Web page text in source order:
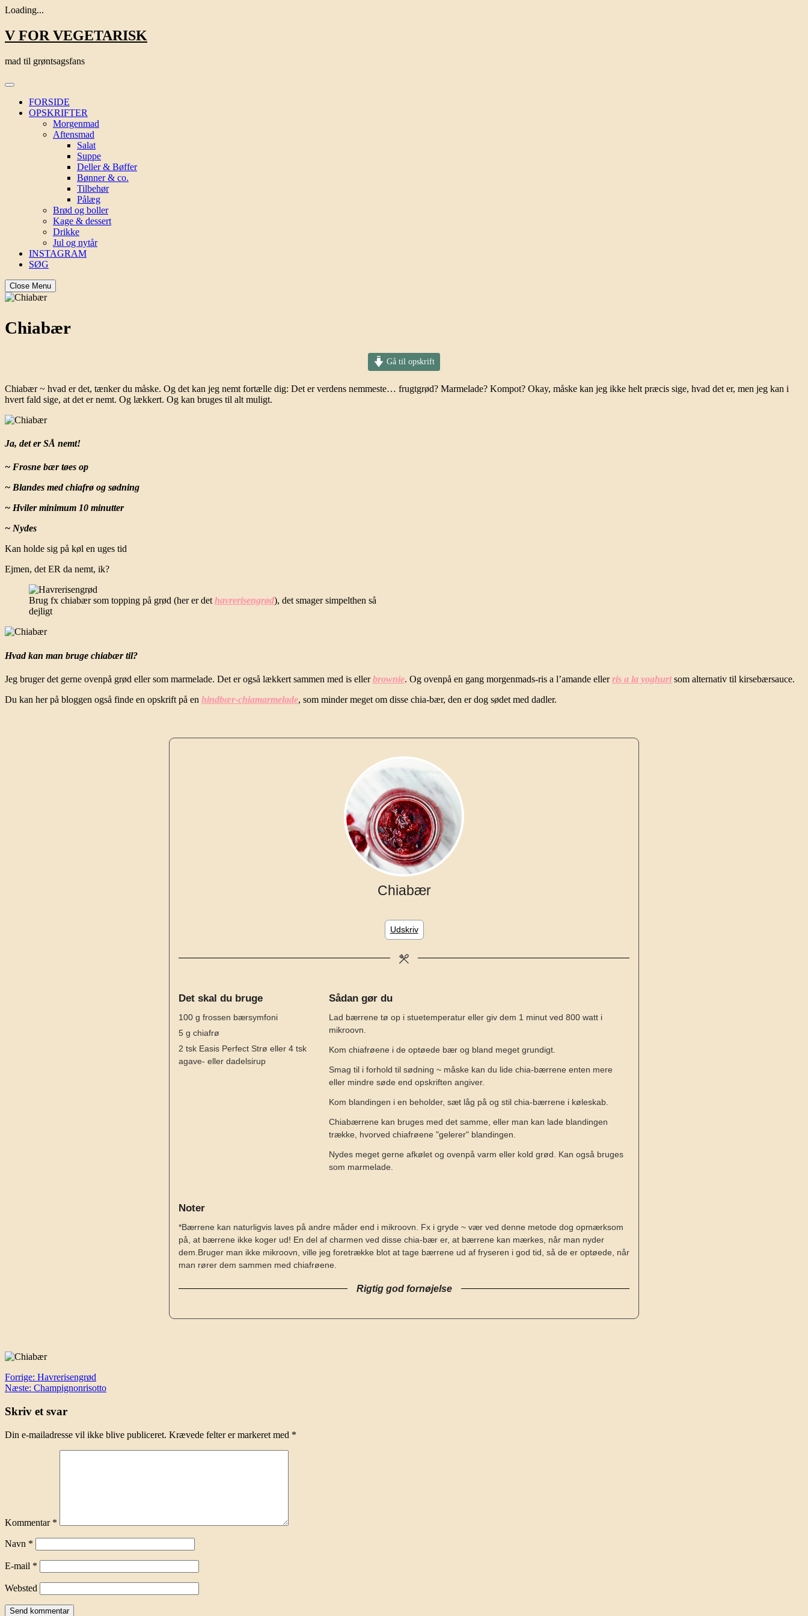
Loading...
Skip
to
V FOR VEGETARISK
mad til grøntsagsfans
FORSIDE
OPSKRIFTER
Morgenmad
Aftensmad
Salat
Suppe
Deller & Bøffer
Bønner & co.
Tilbehør
Pålæg
Brød og boller
Kage & dessert
Drikke
Jul og nytår
INSTAGRAM
SØG
Close Menu
Chiabær
Gå til opskrift
Chiabær ~ hvad er det, tænker du måske. Og det kan jeg nemt fortælle dig: Det er verdens nemmeste… frugtgrød? Marmelade? Kompot? Okay, måske kan jeg ikke helt præcis sige, hvad det er, men jeg kan i
hvert fald sige, at det er nemt. Og lækkert. Og kan bruges til alt muligt.
Ja, det er SÅ nemt!
~ Frosne bær tøes op
~ Blandes med chiafrø og sødning
~ Hviler minimum 10 minutter
~ Nydes
Kan holde sig på køl en uges tid
Ejmen, det ER da nemt, ik?
Brug fx chiabær som topping på grød (her er dethavrerisengrød), det smager simpelthen så
dejligt
Hvad kan man bruge chiabær til?
Jeg bruger det gerne ovenpå grød eller som marmelade. Det er også lækkert sammen med is ellerbrownie. Og ovenpå en gang morgenmads-ris a l’amande ellerris a la yoghurtsom alternativ til kirsebærsauce.
Du kan her på bloggen også finde en opskrift på en hindbær-chiamarmelade, som minder meget om disse chia-bær, den er dog sødet med dadler.
Chiabær
Udskriv
Det skal du bruge
100 g frossen bærsymfoni
5 g chiafrø
2 tsk Easis Perfect Strø eller 4 tsk
agave- eller dadelsirup
Sådan gør du
Lad bærrene tø op i stuetemperatur eller giv dem 1 minut ved 800 watt i
mikroovn.
Kom chiafrøene i de optøede bær og bland meget grundigt.
Smag til i forhold til sødning ~ måske kan du lide chia-bærrene enten mere
eller mindre søde end opskriften angiver.
Kom blandingen i en beholder, sæt låg på og stil chia-bærrene i køleskab.
Chiabærrene kan bruges med det samme, eller man kan lade blandingen
trække, hvorved chiafrøene "gelerer" blandingen.
Nydes meget gerne afkølet og ovenpå varm eller kold grød. Kan også bruges
som marmelade.
Noter
*Bærrene kan naturligvis laves på andre måder end i mikroovn. Fx i gryde ~ vær ved denne metode dog opmærksom
på, at bærrene ikke koger ud! En del af charmen ved disse chia-bær er, at bærrene kan mærkes, når man nyder
dem.Bruger man ikke mikroovn, ville jeg foretrække blot at tage bærrene ud af fryseren i god tid, så de er optøede, når
man rører dem sammen med chiafrøene.
Rigtig god fornøjelse
Indlægsnavigation
Forrige: Havrerisengrød
Næste: Champignonrisotto
Skriv et svar
Din e-mailadresse vil ikke blive publiceret. Krævede felter er markeret med *
Kommentar *
Navn *
E-mail *
Websted